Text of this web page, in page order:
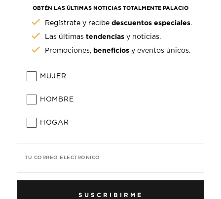
OBTÉN LAS ÚLTIMAS NOTICIAS TOTALMENTE PALACIO
Regístrate y recibedescuentos especiales.
Las últimastendencias y noticias.
Promociones, beneficios y eventos únicos.
MUJER
HOMBRE
HOGAR
TU CORREO ELECTRÓNICO
SUSCRIBIRME